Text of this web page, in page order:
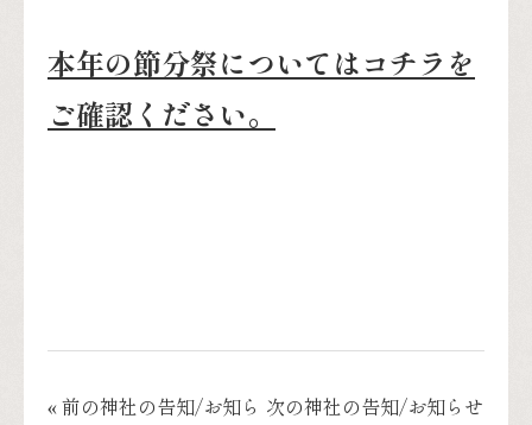
本年の節分祭についてはコチラを
ご確認ください。
« 前の神社の告知/お知ら 次の神社の告知/お知らせ